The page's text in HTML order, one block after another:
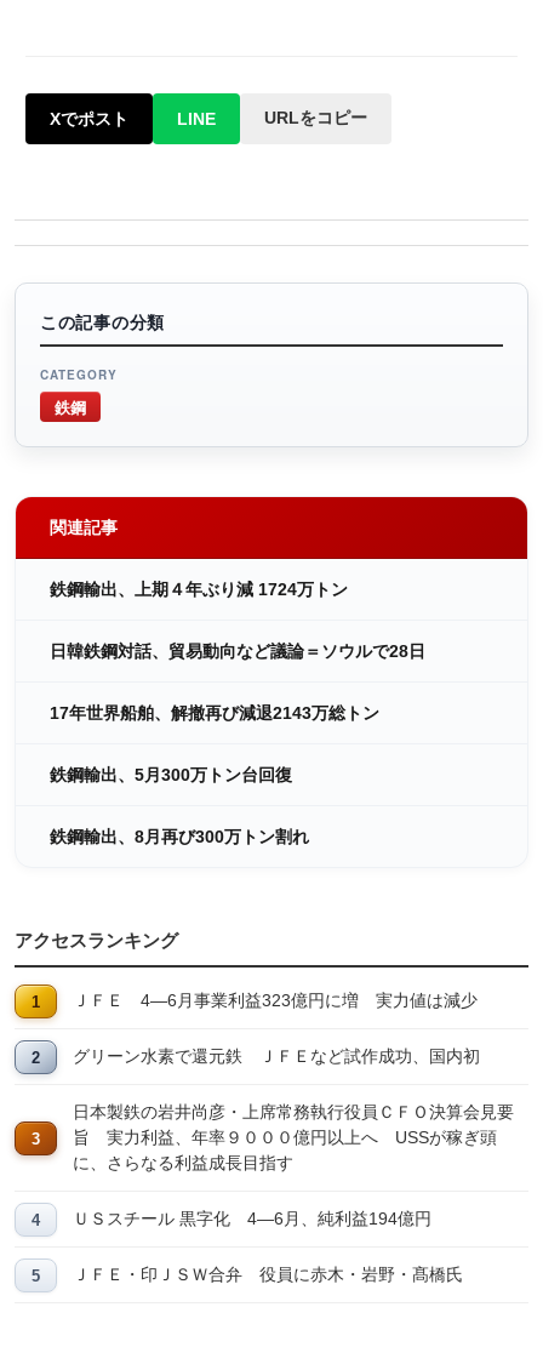
Xでポスト LINE URLをコピー
この記事の分類
CATEGORY
鉄鋼
関連記事
鉄鋼輸出、上期４年ぶり減 1724万トン
日韓鉄鋼対話、貿易動向など議論＝ソウルで28日
17年世界船舶、解撤再び減退2143万総トン
鉄鋼輸出、5月300万トン台回復
鉄鋼輸出、8月再び300万トン割れ
アクセスランキング
ＪＦＥ 4―6月事業利益323億円に増 実力値は減少
グリーン水素で還元鉄 ＪＦＥなど試作成功、国内初
日本製鉄の岩井尚彦・上席常務執行役員ＣＦＯ決算会見要
旨 実力利益、年率９０００億円以上へ USSが稼ぎ頭
に、さらなる利益成長目指す
ＵＳスチール 黒字化 4―6月、純利益194億円
ＪＦＥ・印ＪＳＷ合弁 役員に赤木・岩野・髙橋氏